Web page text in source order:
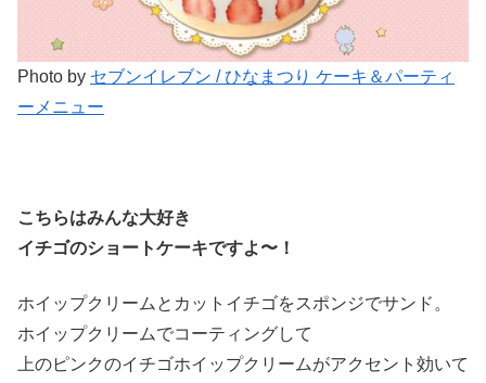
Photo by セブンイレブン / ひなまつり ケーキ＆パーティ
ーメニュー
こちらはみんな大好き
イチゴのショートケーキですよ〜！
ホイップクリームとカットイチゴをスポンジでサンド。
ホイップクリームでコーティングして
上のピンクのイチゴホイップクリームがアクセント効いて